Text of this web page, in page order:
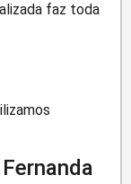
faz toda